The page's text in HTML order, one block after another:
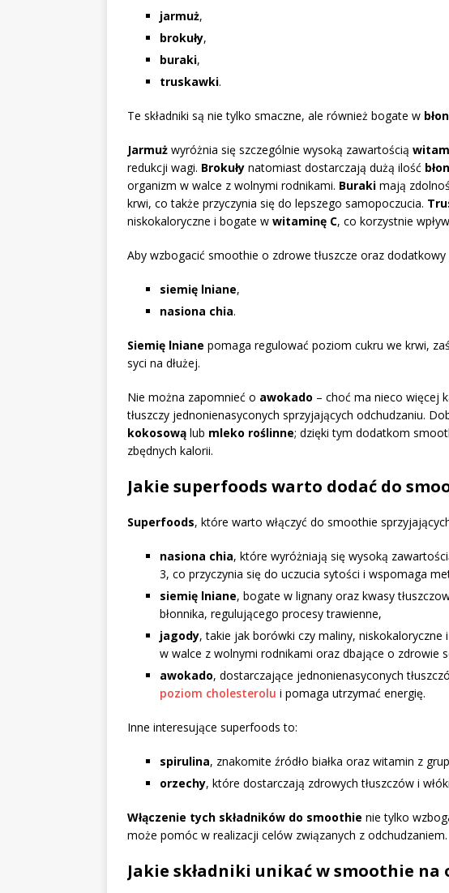
jarmuż,
brokuły,
buraki,
truskawki.
Te składniki są nie tylko smaczne, ale również bogate w
Jarmuż wyróżnia się szczególnie wysoką zawartością
redukcji wagi. Brokuły natomiast dostarczają dużą ilość
organizm w walce z wolnymi rodnikami. Buraki mają
krwi, co także przyczynia się do lepszego samopoczucia.
niskokaloryczne i bogate w witaminę C, co korzystnie
Aby wzbogacić smoothie o zdrowe tłuszcze oraz dodatkowy
siemię lniane,
nasiona chia.
Siemię lniane pomaga regulować poziom cukru we krwi, zaś
syci na dłużej.
Nie można zapomnieć o awokado – choć ma nieco więcej
tłuszczy jednonienasyconych sprzyjających odchudzaniu.
kokosową lub mleko roślinne; dzięki tym dodatkom
zbędnych kalorii.
Jakie superfoods warto dodać do
Superfoods, które warto włączyć do smoothie
nasiona chia, które wyróżniają się wysoką
3, co przyczynia się do uczucia sytości i wspomaga
siemię lniane, bogate w lignany oraz kwasy
błonnika, regulującego procesy trawienne,
jagody, takie jak borówki czy maliny,
w walce z wolnymi rodnikami oraz dbające o zdrowie
awokado, dostarczające jednonienasyconych
poziom cholesterolu i pomaga utrzymać energię.
Inne interesujące superfoods to:
spirulina, znakomite źródło białka oraz witamin z
orzechy, które dostarczają zdrowych tłuszczów i
Włączenie tych składników do smoothie nie tylko
może pomóc w realizacji celów związanych z odchudzaniem.
Jakie składniki unikać w smoothie na